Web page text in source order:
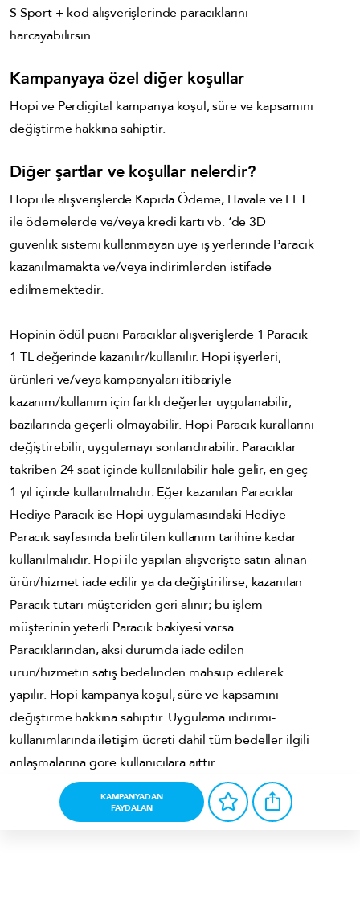
S Sport + kod alışverişlerinde paracıklarını
harcayabilirsin.
Kampanyaya özel diğer koşullar
Hopi ve Perdigital kampanya koşul, süre ve kapsamını
değiştirme hakkına sahiptir.
Diğer şartlar ve koşullar nelerdir?
Hopi ile alışverişlerde Kapıda Ödeme, Havale ve EFT
ile ödemelerde ve/veya kredi kartı vb. ‘de 3D
güvenlik sistemi kullanmayan üye iş yerlerinde Paracık
kazanılmamakta ve/veya indirimlerden istifade
edilmemektedir.
Hopinin ödül puanı Paracıklar alışverişlerde 1 Paracık
1 TL değerinde kazanılır/kullanılır. Hopi işyerleri,
ürünleri ve/veya kampanyaları itibariyle
kazanım/kullanım için farklı değerler uygulanabilir,
bazılarında geçerli olmayabilir. Hopi Paracık kurallarını
değiştirebilir, uygulamayı sonlandırabilir. Paracıklar
takriben 24 saat içinde kullanılabilir hale gelir, en geç
1 yıl içinde kullanılmalıdır. Eğer kazanılan Paracıklar
Hediye Paracık ise Hopi uygulamasındaki Hediye
Paracık sayfasında belirtilen kullanım tarihine kadar
kullanılmalıdır. Hopi ile yapılan alışverişte satın alınan
ürün/hizmet iade edilir ya da değiştirilirse, kazanılan
Paracık tutarı müşteriden geri alınır; bu işlem
müşterinin yeterli Paracık bakiyesi varsa
Paracıklarından, aksi durumda iade edilen
ürün/hizmetin satış bedelinden mahsup edilerek
yapılır. Hopi kampanya koşul, süre ve kapsamını
değiştirme hakkına sahiptir. Uygulama indirimi-
kullanımlarında iletişim ücreti dahil tüm bedeller ilgili
anlaşmalarına göre kullanıcılara aittir.
KAMPANYADAN
FAYDALAN